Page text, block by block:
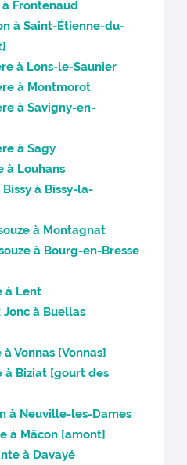
à Frontenaud
à Saint-Étienne-du-
à Lons-le-Saunier
à Montmorot
à Savigny-en-
à Sagy
à Louhans
Bissy à Bissy-la-
à Montagnat
à Bourg-en-Bresse
à Lent
Jonc à Buellas
à Vonnas [Vonnas]
à Biziat [gourt des
à Neuville-les-Dames
à Mâcon [amont]
à Davayé